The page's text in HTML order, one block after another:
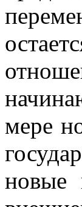
мере
новые